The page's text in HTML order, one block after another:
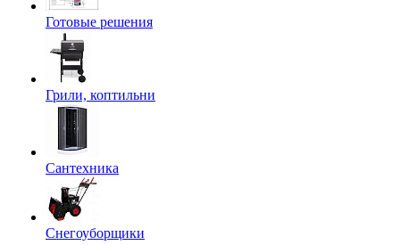
Готовые решения
Грили, коптильни
Сантехника
Снегоуборщики